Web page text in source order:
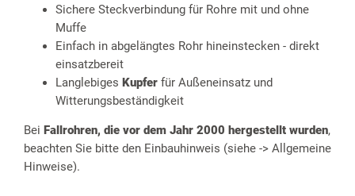
Sichere Steckverbindung für Rohre mit und ohne
Muffe
Einfach in abgelängtes Rohr hineinstecken - direkt
einsatzbereit
Langlebiges Kupfer für Außeneinsatz und
Witterungsbeständigkeit
Bei Fallrohren, die vor dem Jahr 2000 hergestellt wurden,
beachten Sie bitte den Einbauhinweis (siehe -> Allgemeine
Hinweise).